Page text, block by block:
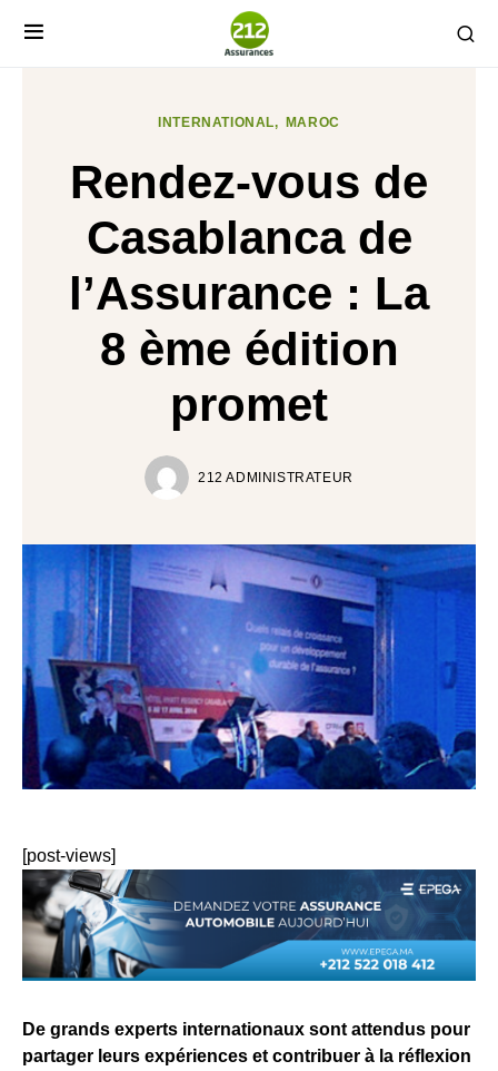
INTERNATIONAL MAROC
Rendez-vous de
Casablanca de
l’Assurance : La
8 ème édition
promet
212 ADMINISTRATEUR
[post-views]
De grands experts internationaux sont attendus pour
partager leurs expériences et contribuer à la réflexion